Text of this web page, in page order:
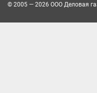
© 2005 — 2026 ООО Деловая